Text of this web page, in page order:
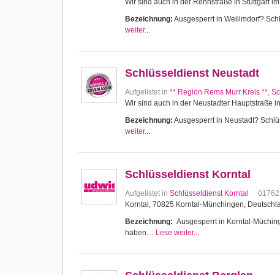
Wir sind auch in der Rennstraße in Stuttgart
Bezeichnung: Ausgesperrt in Weilimdorf?
weiter...
Schlüsseldienst Neustadt
Aufgelistet in ** Region Rems Murr Kreis **,
Wir sind auch in der Neustadter Hauptstraße
Bezeichnung: Ausgesperrt in Neustadt?
weiter...
Schlüsseldienst Korntal
Aufgelistet in Schlüsseldienst Korntal
Korntal, 70825 Korntal-Münchingen,
Bezeichnung: Ausgesperrt in Korntal-
haben… Lese weiter...